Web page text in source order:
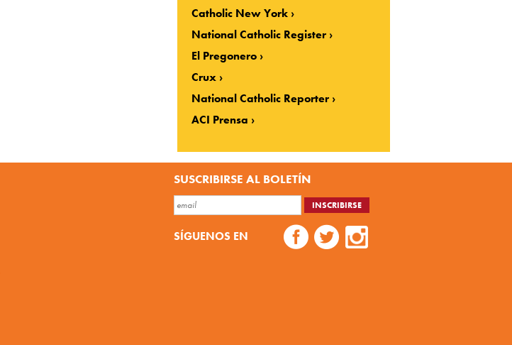
Catholic New York
National Catholic Register
El Pregonero
Crux
National Catholic Reporter
ACI Prensa
SUSCRIBIRSE AL BOLETÍN
SÍGUENOS EN